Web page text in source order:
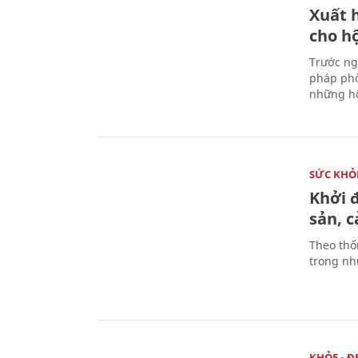
Xuất
cho
Trước
pháp
những
SỨC
Khởi
sản,
Theo
trong